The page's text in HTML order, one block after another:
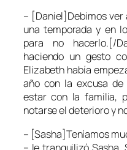
– [Daniel]Debimos ver
una temporada y en
para no hacerlo.[/
haciendo un gesto
Elizabeth había
año con la excusa
estar con la familia,
notarse el deterioro y
– [Sasha]Teníamos